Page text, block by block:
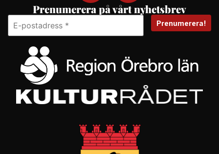
Prenumerera på vårt nyhetsbrev